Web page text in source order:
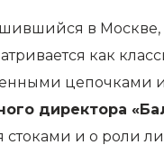
в Москве,
как
цепочками
директора
стоками и о роли